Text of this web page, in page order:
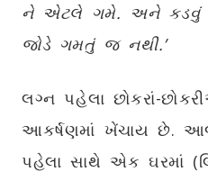
ને એટલે ગમે. અને કડવું
જોડે ગમતું જ નથી.’
લગ્ન પહેલા છોકરાં-
આકર્ષણમાં ખેંચાય છે.
પહેલા સાથે એક ઘરમાં